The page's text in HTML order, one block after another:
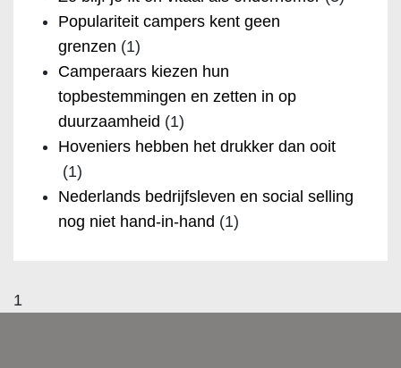
Populariteit campers kent geen
grenzen (1)
Camperaars kiezen hun
topbestemmingen en zetten in op
duurzaamheid (1)
Hoveniers hebben het drukker dan ooit
(1)
Nederlands bedrijfsleven en social selling
nog niet hand-in-hand (1)
1